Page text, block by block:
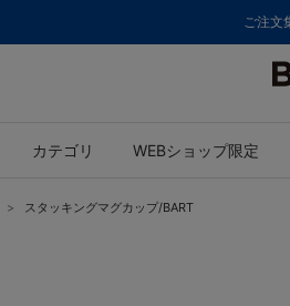
ご注文
カテゴリ WEBショップ限定
スタッキングマグカップ/BART